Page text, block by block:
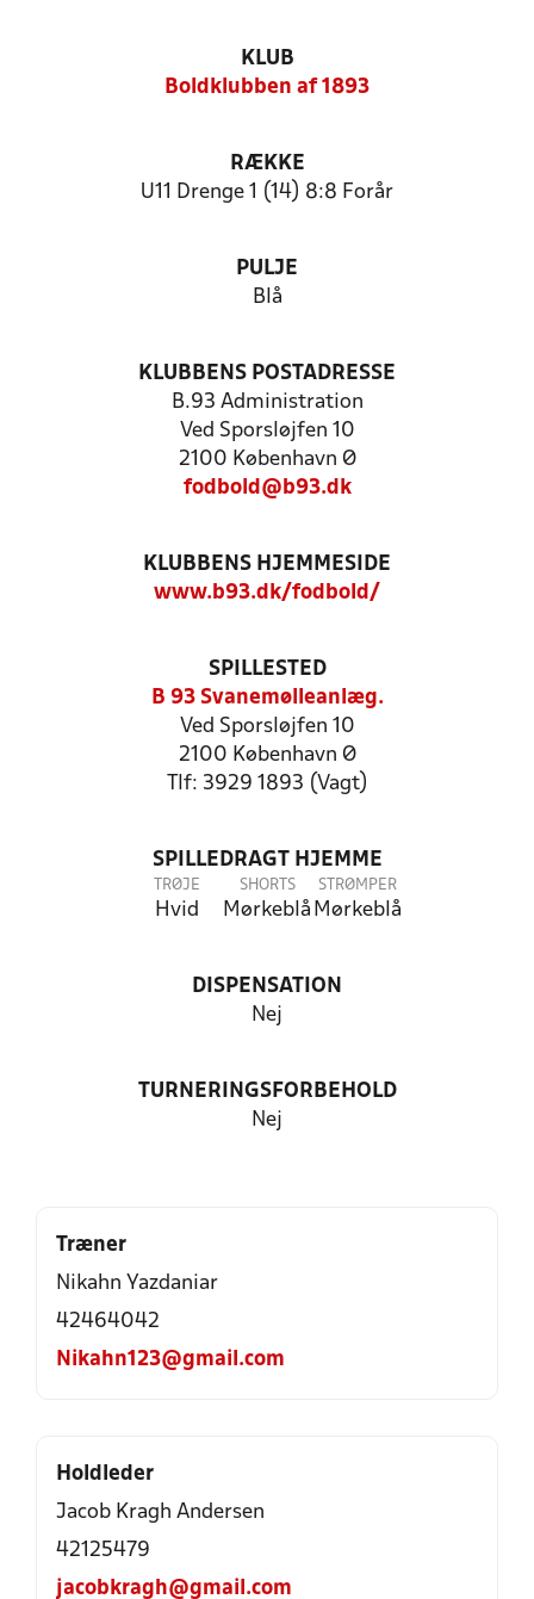
KLUB
Boldklubben af 1893
RÆKKE
U11 Drenge 1 (14) 8:8 Forår
PULJE
Blå
KLUBBENS POSTADRESSE
B.93 Administration
Ved Sporsløjfen 10
2100 København Ø
fodbold@b93.dk
KLUBBENS HJEMMESIDE
www.b93.dk/fodbold/
SPILLESTED
B 93 Svanemølleanlæg.
Ved Sporsløjfen 10
2100 København Ø
Tlf: 3929 1893 (Vagt)
SPILLEDRAGT HJEMME
TRØJE
Hvid
SHORTS
Mørkeblå
STRØMPER
Mørkeblå
DISPENSATION
Nej
TURNERINGSFORBEHOLD
Nej
Træner
Nikahn Yazdaniar
42464042
Nikahn123@gmail.com
Holdleder
Jacob Kragh Andersen
42125479
jacobkragh@gmail.com